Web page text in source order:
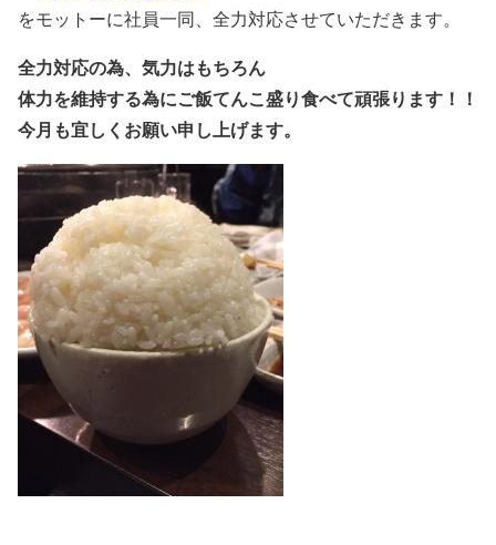
をモットーに社員一同、全力対応させていただきます。
全力対応の為、気力はもちろん
体力を維持する為にご飯てんこ盛り食べて頑張ります！！
今月も宜しくお願い申し上げます。